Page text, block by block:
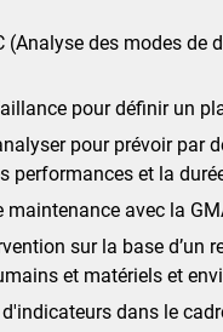
(Analyse des modes
pour définir un
pour prévoir par
performances et la
maintenance avec la
sur la base d’un
et matériels et
dans le